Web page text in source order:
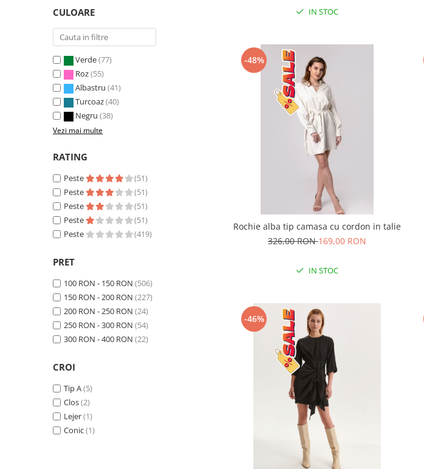
CULOARE
Verde(77)
Roz(55)
Albastru (41)
Turcoaz(40)
Negru (38)
Vezi mai multe
RATING
Peste
(51)
Peste
(51)
Peste
(51)
Peste
(51)
Peste
(419)
PRET
100 RON - 150 RON (506)
150 RON - 200 RON (227)
200 RON - 250 RON (24)
250 RON - 300 RON (54)
300 RON - 400 RON (22)
CROI
Tip A(5)
Clos(2)
Lejer(1)
Conic(1)
IN STOC
-48%
Rochie alba tip camasa cu cordon in talie
326,00 RON169,00 RON
IN STOC
-46%